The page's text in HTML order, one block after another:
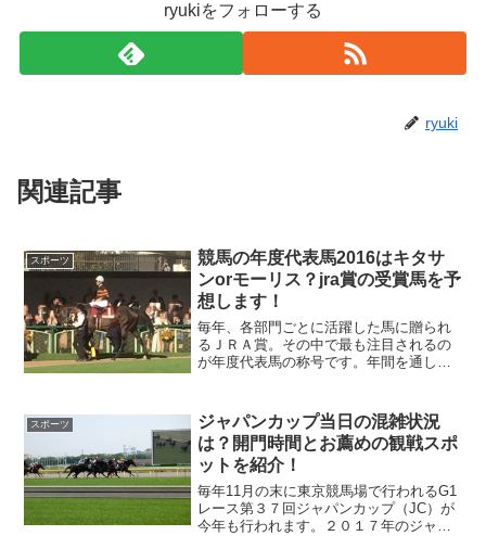
ryukiをフォローする
ryuki
関連記事
スポーツ
競馬の年度代表馬2016はキタサ
ンorモーリス？jra賞の受賞馬を予
想します！
毎年、各部門ごとに活躍した馬に贈られ
るＪＲＡ賞。その中で最も注目されるの
が年度代表馬の称号です。年間を通して
クとモーリスが有力候補ですが、どうな
るのでしょうか？他のＪＲ...
スポーツ
ジャパンカップ当日の混雑状況
は？開門時間とお薦めの観戦スポ
ットを紹介！
毎年11月の末に東京競馬場で行われるG1
レース第３７回ジャパンカップ（JC）が
今年も行われます。２０１７年のジャパ